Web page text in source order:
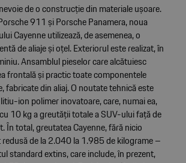
de o construcție din materiale ușoare.
911 și Porsche Panamera, noua
Cayenne utilizează, de asemenea, o
de aliaje și oțel. Exteriorul este realizat, în
Ansamblul pieselor care alcătuiesc
frontală și practic toate componentele
fabricate din aliaj. O noutate tehnică este
ion polimer inovatoare, care, numai ea,
10 kg a greutății totale a SUV-ului față de
În total, greutatea Cayenne, fără nicio
de la 2.040 la 1.985 de kilograme –
standard extins, care include, în prezent,